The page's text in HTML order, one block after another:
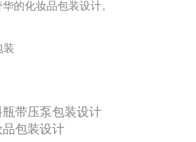
的化妆品包装设计。
装
瓶带压泵包装设计
包装设计